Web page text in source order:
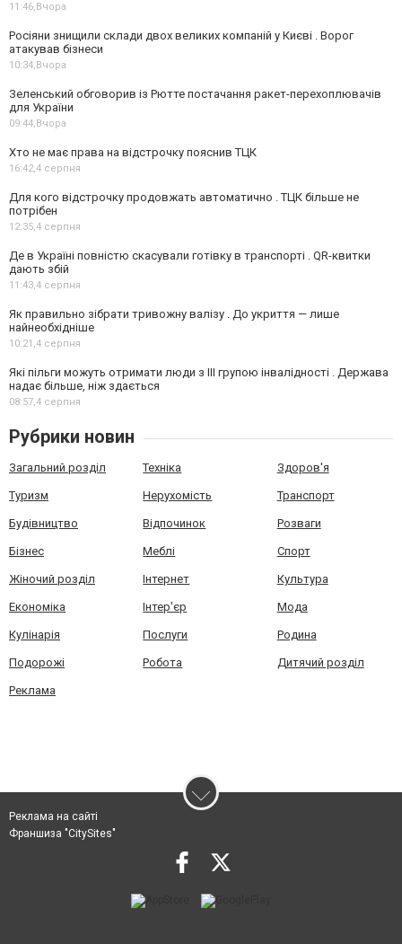
11:46, Вчора
Росіяни знищили склади двох великих компаній у Києві . Ворог
атакував бізнеси
10:34, Вчора
Зеленський обговорив із Рютте постачання ракет-перехоплювачів
для України
09:44, Вчора
Хто не має права на відстрочку пояснив ТЦК
16:42,4 серпня
Для кого відстрочку продовжать автоматично . ТЦК більше не
потрібен
12:35,4 серпня
Де в Україні повністю скасували готівку в транспорті . QR-квитки
дають збій
11:43,4 серпня
Як правильно зібрати тривожну валізу . До укриття — лише
найнеобхідніше
10:21,4 серпня
Які пільги можуть отримати люди з III групою інвалідності . Держава
надає більше, ніж здається
08:57,4 серпня
Рубрики новин
Загальний розділ Техніка Здоров'я
Туризм Нерухомість Транспорт
Будівництво Відпочинок Розваги
Бізнес Меблі Спорт
Жіночий розділ Інтернет Культура
Економіка Інтер'єр Мода
Кулінарія Послуги Родина
Подорожі Робота Дитячий розділ
Реклама
Реклама на сайті
Франшиза "CitySites"